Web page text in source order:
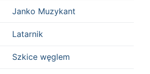
Janko Muzykant
Latarnik
Szkice węglem